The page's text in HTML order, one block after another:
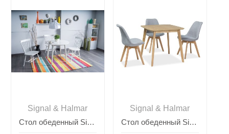
Signal & Halmar
Стол обеденный Signal LARSON 90 (белый)
Signal & Halmar
Стол обеденный Signal MOSSO III 80 (дуб)